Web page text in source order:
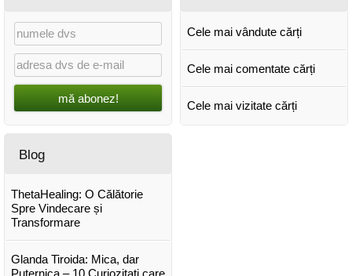
mă abonez!
Cele mai vândute cărți
Cele mai comentate cărți
Cele mai vizitate cărți
Blog
ThetaHealing: O Călătorie
Spre Vindecare și
Transformare
Glanda Tiroida: Mica, dar
Puternica – 10 Curiozitati care